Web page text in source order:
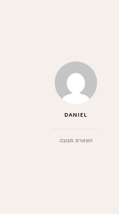
DANIEL
השארת תגובהבנושא